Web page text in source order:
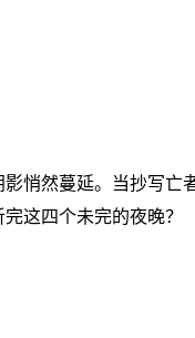
悄然蔓延。当抄写亡
这四个未完的夜晚？